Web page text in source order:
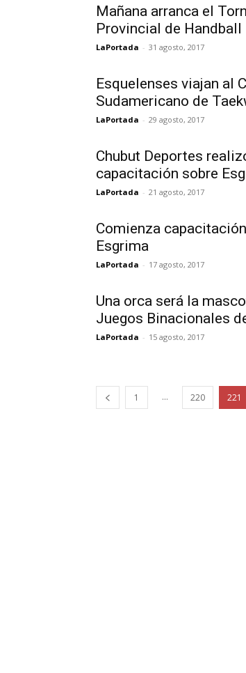
Mañana arranca el
Provincial de Handball
LaPortada - 31 agosto, 2017
Esquelenses viajan al
Sudamericano de
LaPortada - 29 agosto, 2017
Chubut Deportes
capacitación sobre
LaPortada - 21 agosto, 2017
Comienza
Esgrima
LaPortada - 17 agosto, 2017
Una orca será la
Juegos Binacionales
LaPortada - 15 agosto, 2017
1 ... 220 221